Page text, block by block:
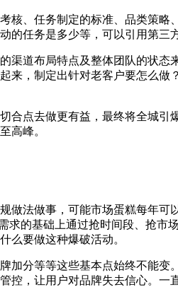
核、任务制定的标准、品类策略
任务是多少等，可以引用第三
渠道布局特点及整体团队的状态
来，制定出针对老客户要怎么做
合点去做更有益，最终将全城引
高峰。
做法做事，可能市场蛋糕每年可
求的基础上通过抢时间段、抢市
么要做这种爆破活动。
加分等等这些基本点始终不能变
控，让用户对品牌失去信心。一